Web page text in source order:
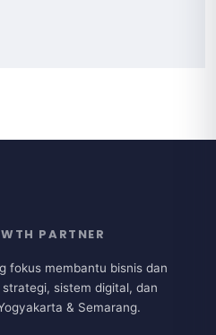
PARTNER
fokus membantu bisnis dan
sistem digital, dan
& Semarang.